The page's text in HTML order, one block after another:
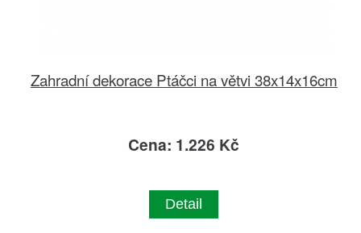
Zahradní dekorace Ptáčci na větvi 38x14x16cm
Cena: 1.226 Kč
Detail